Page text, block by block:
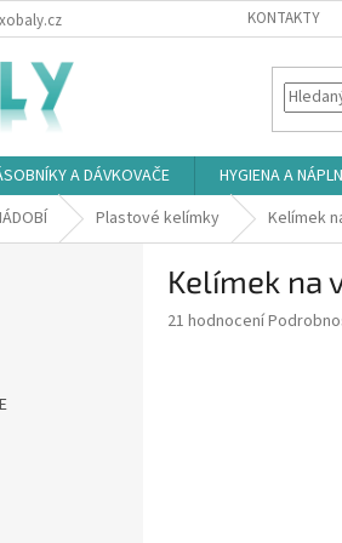
KONTAKTY
A DÁVKOVAČE HYGIENA A
Plastové kelímky Kelímek
Kelímek na
Průměrné
21 hodnocení